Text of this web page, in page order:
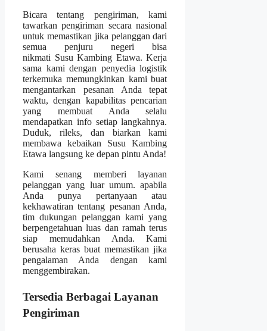
Bicara tentang pengiriman, kami
tawarkan pengiriman secara nasional
untuk memastikan jika pelanggan dari
semua penjuru negeri bisa
nikmati Susu Kambing Etawa. Kerja
sama kami dengan penyedia logistik
terkemuka memungkinkan kami buat
mengantarkan pesanan Anda tepat
waktu, dengan kapabilitas pencarian
yang membuat Anda selalu
mendapatkan info setiap langkahnya.
Duduk, rileks, dan biarkan kami
membawa kebaikan Susu Kambing
Etawa langsung ke depan pintu Anda!
Kami senang memberi layanan
pelanggan yang luar umum. apabila
Anda punya pertanyaan atau
kekhawatiran tentang pesanan Anda,
tim dukungan pelanggan kami yang
berpengetahuan luas dan ramah terus
siap memudahkan Anda. Kami
berusaha keras buat memastikan jika
pengalaman Anda dengan kami
menggembirakan.
Tersedia Berbagai Layanan
Pengiriman